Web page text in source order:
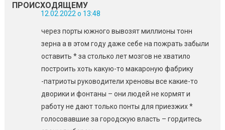
ПРОИСХОДЯЩЕМУ
12.02.2022 о 13:48
через порты южного вывозят миллионы тонн
зерна а в этом году даже себе на пожрать забыли
оставить * за столько лет мозгов не хватило
построить хоть какую-то макароную фабрику
-патриоты руководители хреновы все какие-то
дворики и фонтаны – они людей не кормят и
работу не дают только понты для приезжих *
голосовавшие за городскую власть – гордитесь